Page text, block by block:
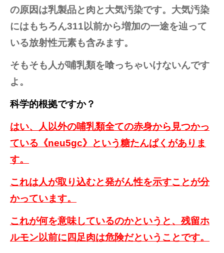
の原因は乳製品と肉と大気汚染です。大気汚染
にはもちろん311以前から増加の一途を辿って
いる放射性元素も含みます。
そもそも人が哺乳類を喰っちゃいけないんです
よ。
科学的根拠ですか？
はい、人以外の哺乳類全ての赤身から見つかっ
ている《neu5gc》という糖たんぱくがありま
す。
これは人が取り込むと発がん性を示すことが分
かっています。
これが何を意味しているのかというと、残留ホ
ルモン以前に四足肉は危険だということです。